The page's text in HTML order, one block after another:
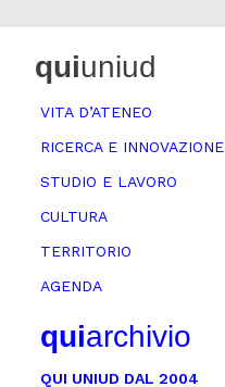
quiuniud
VITA D’ATENEO
RICERCA E INNOVAZIONE
STUDIO E LAVORO
CULTURA
TERRITORIO
AGENDA
quiarchivio
QUI UNIUD DAL 2004